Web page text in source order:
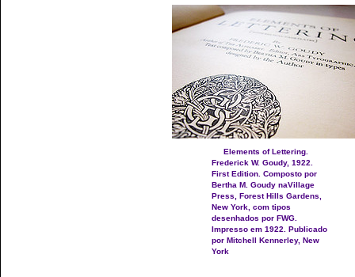
Elements of Lettering.
Frederick W. Goudy, 1922.
First Edition. Composto por
Bertha M. Goudy naVillage
Press, Forest Hills Gardens,
New York, com tipos
desenhados por FWG.
Impresso em 1922. Publicado
por Mitchell Kennerley, New
York